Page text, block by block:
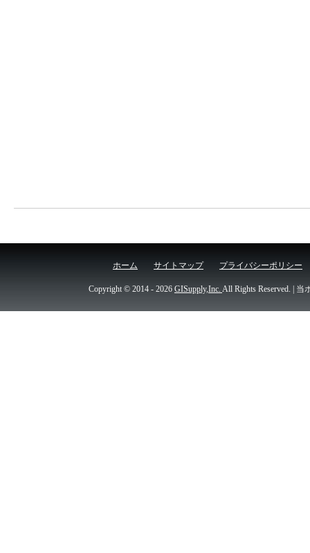
ホーム サイトマップ プライバシーポリシー
Copyright © 2014 - 2026 GISupply,Inc. All Rights Reserved. |